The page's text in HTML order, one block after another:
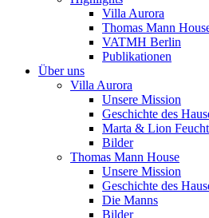
Villa Aurora
Thomas Mann
VATMH Berlin
Publikationen
Über uns
Villa Aurora
Unsere Mission
Geschichte des
Marta & Lion
Bilder
Thomas Mann House
Unsere Mission
Geschichte des
Die Manns
Bilder